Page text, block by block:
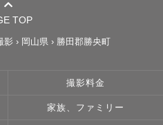
TOP
影 › 岡山県 › 勝田郡勝央町
撮影料金
家族、ファミリー